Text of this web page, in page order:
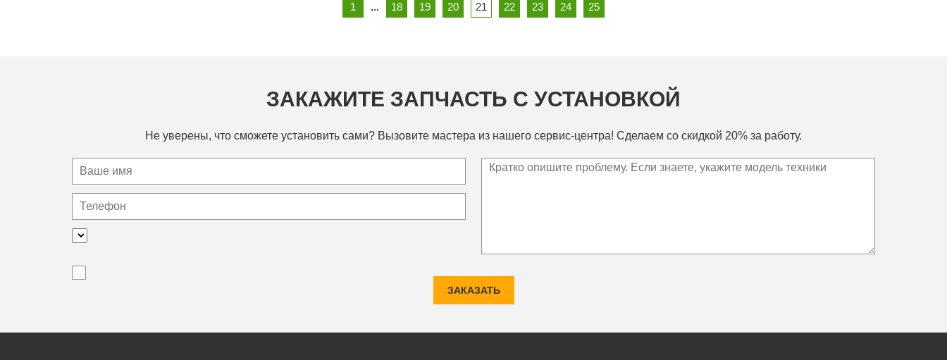
1 ... 18 19 20 21 22 23 24 25
ЗАКАЖИТЕ ЗАПЧАСТЬ С УСТАНОВКОЙ
Не уверены, что сможете установить сами? Вызовите мастера из нашего сервис-центра! Сделаем со скидкой 20% за работу.
ЗАКАЗАТЬ